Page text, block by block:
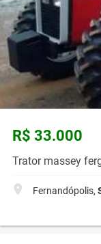
R$ 33.000
Trator massey
Fernandópolis,